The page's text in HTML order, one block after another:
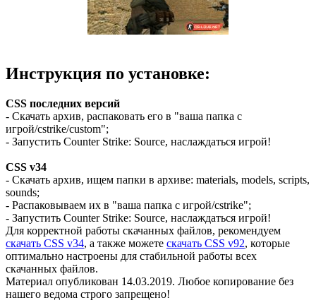
Инструкция по установке:
CSS последних версий
- Скачать архив, распаковать его в "ваша папка с
игрой/cstrike/custom";
- Запустить Counter Strike: Source, наслаждаться игрой!
CSS v34
- Скачать архив, ищем папки в архиве: materials, models, scripts,
sounds;
- Распаковываем их в "ваша папка с игрой/cstrike";
- Запустить Counter Strike: Source, наслаждаться игрой!
Для корректной работы скачанных файлов, рекомендуем
скачать CSS v34, а также можете скачать CSS v92, которые
оптимально настроены для стабильной работы всех
скачанных файлов.
Материал опубликован 14.03.2019. Любое копирование без
нашего ведома строго запрещено!